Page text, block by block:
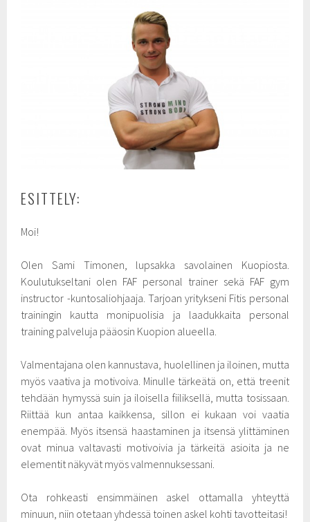
ESITTELY:
Moi!
Olen Sami Timonen, lupsakka savolainen Kuopiosta.
Koulutukseltani olen FAF personal trainer sekä FAF gym
instructor -kuntosaliohjaaja. Tarjoan yritykseni Fitis personal
trainingin kautta monipuolisia ja laadukkaita personal
training palveluja pääosin Kuopion alueella.
Valmentajana olen kannustava, huolellinen ja iloinen, mutta
myös vaativa ja motivoiva. Minulle tärkeätä on, että treenit
tehdään hymyssä suin ja iloisella fiiliksellä, mutta tosissaan.
Riittää kun antaa kaikkensa, sillon ei kukaan voi vaatia
enempää. Myös itsensä haastaminen ja itsensä ylittäminen
ovat minua valtavasti motivoivia ja tärkeitä asioita ja ne
elementit näkyvät myös valmennuksessani.
Ota rohkeasti ensimmäinen askel ottamalla yhteyttä
minuun, niin otetaan yhdessä toinen askel kohti tavotteitasi!